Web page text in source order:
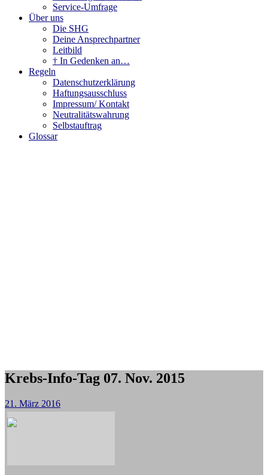
Service-Umfrage
Über uns
Die SHG
Deine Ansprechpartner
Leitbild
† In Gedenken an…
Regeln
Datenschutzerklärung
Haftungsausschluss
Impressum/ Kontakt
Neutralitätswahrung
Selbstauftrag
Glossar
Krebs-Info-Tag 07. Nov. 2015
21. März 2016